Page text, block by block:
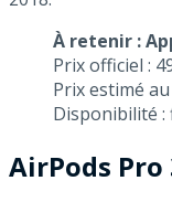
À retenir :
Prix officiel :
Prix estimé
Disponibilité :
AirPods